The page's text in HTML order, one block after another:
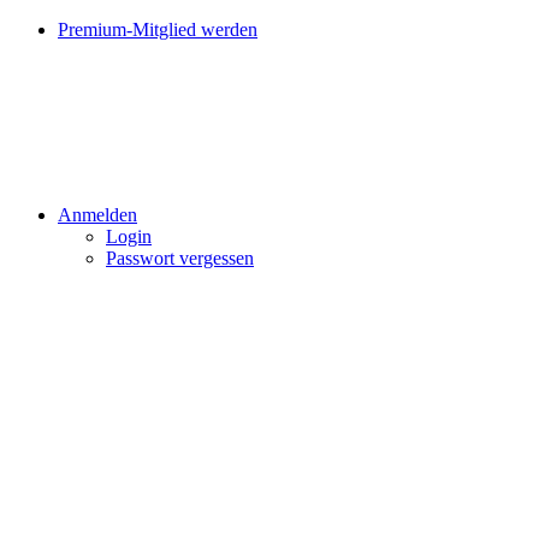
Premium-Mitglied werden
Anmelden
Login
Passwort vergessen